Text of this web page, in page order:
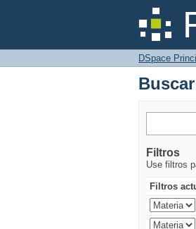
Buscar
DSpace
Buscar
Filtros
Use filtros
Filtros